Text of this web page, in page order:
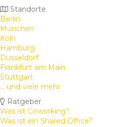
Standorte
Berlin
München
Köln
Hamburg
Düsseldorf
Frankfurt am Main
Stuttgart
... und viele mehr
Ratgeber
Was ist Coworking?
Was ist ein Shared Office?